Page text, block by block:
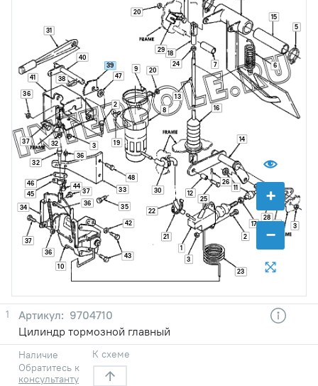
+
−
1
2
2
3
3
3
5
6
7
8
9
10
11
12
13
14
15
16
17
18
19
20
20
21
22
23
24
25
26
27
28
29
30
31
32
32
33
34 35
36
36
36
36
37
37
37
38
39
40
41
42
43
44
45
46
47
48
1
9704710
Цилиндр тормозной главный
Наличие
Обратитесь к
консультанту
К схеме